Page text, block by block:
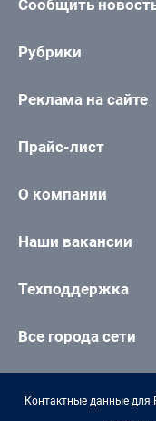
Сообщить
Рубрики
Реклама на сайте
Прайс-лист
О компании
Наши вакансии
Техподдержка
Все города сети
Контактные данные для